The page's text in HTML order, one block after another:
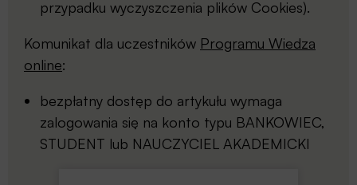
przypadku wyczyszczenia plików Cookies).
Komunikat dla uczestników Programu Wiedza
online:
bezpłatny dostęp do artykułu wymaga
zalogowania się na konto typu BANKOWIEC,
STUDENT lub NAUCZYCIEL AKADEMICKI